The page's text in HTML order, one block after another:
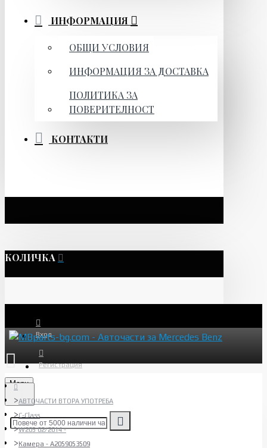
ИНФОРМАЦИЯ
ОБЩИ УСЛОВИЯ
ИНФОРМАЦИЯ ЗА ДОСТАВКА
ПОЛИТИКА ЗА
ПОВЕРИТЕЛНОСТ
КОНТАКТИ
КОЛИЧКА
Вход
Регистрация
Menu
АВТОЧАСТИ ВТОРА УПОТРЕБА
C-Class
W205 02/2014 -
Камера - A2059053509